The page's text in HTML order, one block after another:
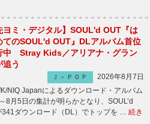
ヨミ・デジタル】SOUL'd OUT『は
てのSOUL'd OUT』DLアルバム首位
中 Stray Kids／アリアナ・グラン
追う
Ｊ－ＰＯＰ
2026年8月7日
NIQ Japanによるダウンロード・アルバム
月5日の集計が明らかとなり、SOUL’d
341ダウンロード（DL）でトップを … 続き